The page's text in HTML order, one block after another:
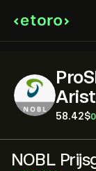
58.42‎$‎
NOBL